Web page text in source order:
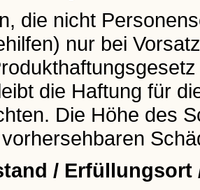
die nicht
nur bei
die Haftung für
Die Höhe des
/ Erfüllungsort